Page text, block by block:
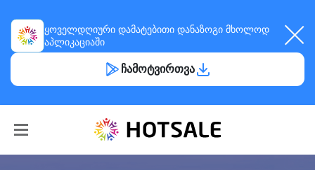
ყოველდღიური დამატებითი დანაზოგი მხოლოდ
აპლიკაციაში
ჩამოტვირთვა